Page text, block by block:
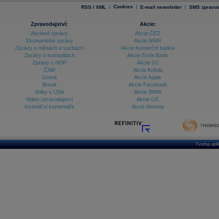
RSS / XML | Cookies | E-mail newsletter | SMS
Zpravodajství:
Akciové zprávy
Ekonomické zprávy
Zprávy o měnách a sazbách
Zprávy o komoditách
Zprávy o HDP
ČNB
Grexit
Brexit
Volby v USA
Video zpravodajství
Investiční komentáře
Akcie:
Akcie ČEZ
Akcie NWR
Akcie Komerční banka
Akcie Erste Bank
Akcie O2
Akcie Kofola
Akcie Apple
Akcie Facebook
Akcie BMW
Akcie GE
Akcie Moneta
Tvorba